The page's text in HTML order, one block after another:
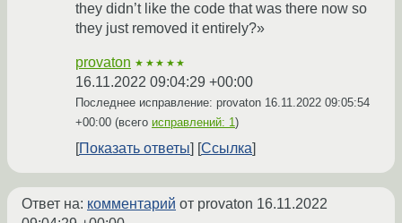
they didn’t like the code that was there now so
they just removed it entirely?»
provaton ★★★★★
16.11.2022 09:04:29 +00:00
Последнее исправление: provaton 16.11.2022 09:05:54
+00:00 (всего исправлений: 1)
Показать ответы Ссылка
Ответ на: комментарий от provaton 16.11.2022